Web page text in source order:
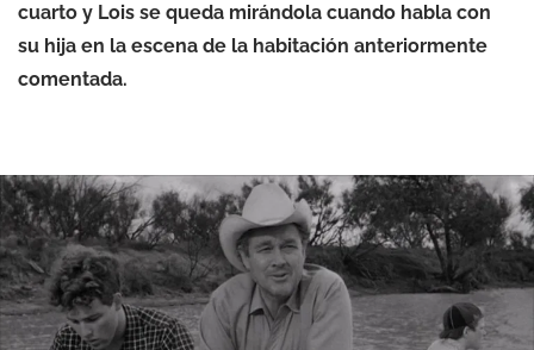
cuarto y Lois se queda mirándola cuando habla con
su hija en la escena de la habitación anteriormente
comentada.